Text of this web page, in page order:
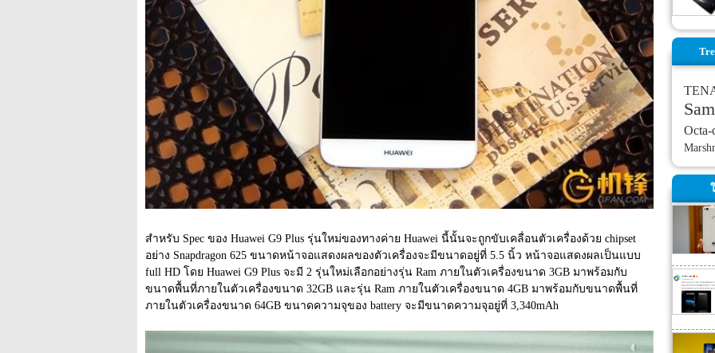
สำหรับ Spec ของ Huawei G9 Plus รุ่นใหม่ของทางค่าย Huawei นี้นั้นจะถูกขับเคลื่อนตัวเครื่องด้วย chipset
อย่าง Snapdragon 625 ขนาดหน้าจอแสดงผลของตัวเครื่องจะมีขนาดอยู่ที่ 5.5 นิ้ว หน้าจอแสดงผลเป็นแบบ
full HD โดย Huawei G9 Plus จะมี 2 รุ่นใหม่เลือกอย่างรุ่น Ram ภายในตัวเครื่องขนาด 3GB มาพร้อมกับ
ขนาดพื้นที่ภายในตัวเครื่องขนาด 32GB และรุ่น Ram ภายในตัวเครื่องขนาด 4GB มาพร้อมกับขนาดพื้นที่
ภายในตัวเครื่องขนาด 64GB ขนาดความจุของ battery จะมีขนาดความจุอยู่ที่ 3,340mAh
Octa-